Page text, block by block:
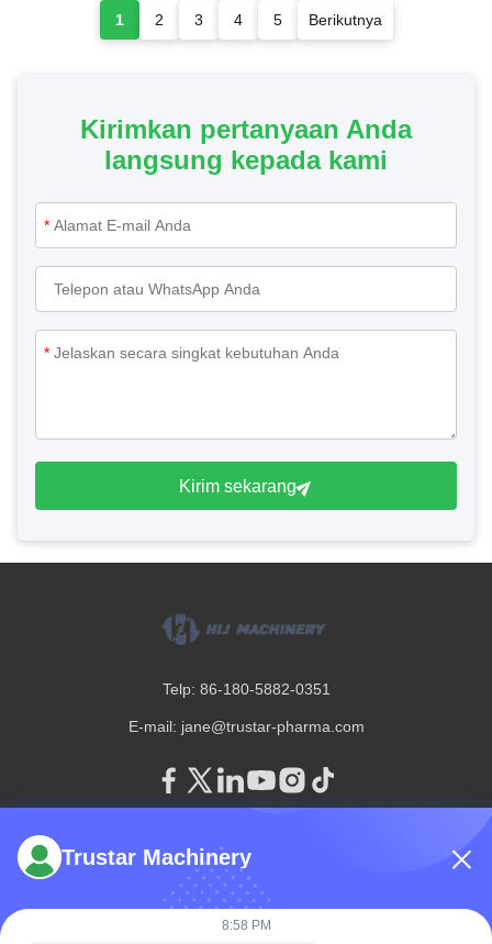
1 2 3 4 5 Berikutnya
Kirimkan pertanyaan Anda
langsung kepada kami
*
*
Kirim sekarang
Telp: 86-180-5882-0351
E-mail: jane@trustar-pharma.com
Tentang Kami
Profil perusahaan
Berita
Trustar Machinery
8:58 PM